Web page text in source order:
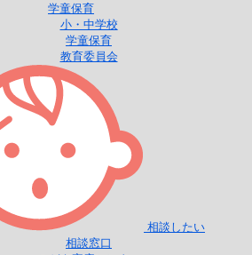
学童保育
小・中学校
学童保育
教育委員会
相談したい
相談窓口